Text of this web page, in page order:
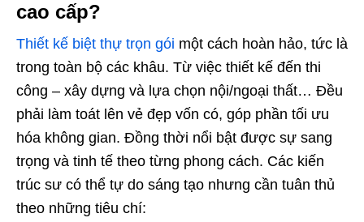
cao cấp?
Thiết kế biệt thự trọn gói một cách hoàn hảo, tức là
trong toàn bộ các khâu. Từ việc thiết kế đến thi
công – xây dựng và lựa chọn nội/ngoại thất… Đều
phải làm toát lên vẻ đẹp vốn có, góp phần tối ưu
hóa không gian. Đồng thời nổi bật được sự sang
trọng và tinh tế theo từng phong cách. Các kiến
trúc sư có thể tự do sáng tạo nhưng cần tuân thủ
theo những tiêu chí: